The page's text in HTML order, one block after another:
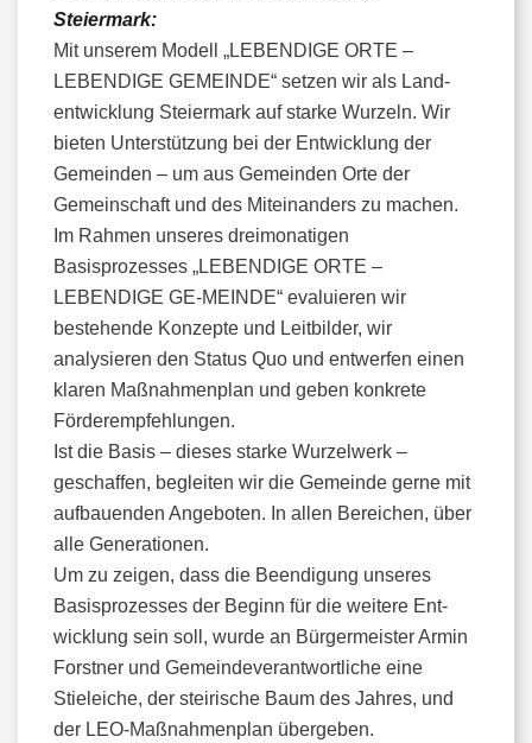
Steiermark:
Mit unserem Modell „LEBENDIGE ORTE –
LEBENDIGE GEMEINDE“ setzen wir als Land-
entwicklung Steiermark auf starke Wurzeln. Wir
bieten Unterstützung bei der Entwicklung der
Gemeinden – um aus Gemeinden Orte der
Gemeinschaft und des Miteinanders zu machen.
Im Rahmen unseres dreimonatigen
Basisprozesses „LEBENDIGE ORTE –
LEBENDIGE GE-MEINDE“ evaluieren wir
bestehende Konzepte und Leitbilder, wir
analysieren den Status Quo und entwerfen einen
klaren Maßnahmenplan und geben konkrete
Förderempfehlungen.
Ist die Basis – dieses starke Wurzelwerk –
geschaffen, begleiten wir die Gemeinde gerne mit
aufbauenden Angeboten. In allen Bereichen, über
alle Generationen.
Um zu zeigen, dass die Beendigung unseres
Basisprozesses der Beginn für die weitere Ent-
wicklung sein soll, wurde an Bürgermeister Armin
Forstner und Gemeindeverantwortliche eine
Stieleiche, der steirische Baum des Jahres, und
der LEO-Maßnahmenplan übergeben.